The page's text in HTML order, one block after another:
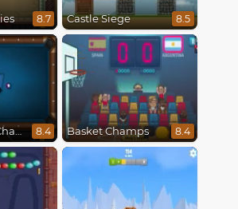
8.7 Castle Siege 8.5
Billiard Blitz Challenge 8.4 Basket Champs 8.4